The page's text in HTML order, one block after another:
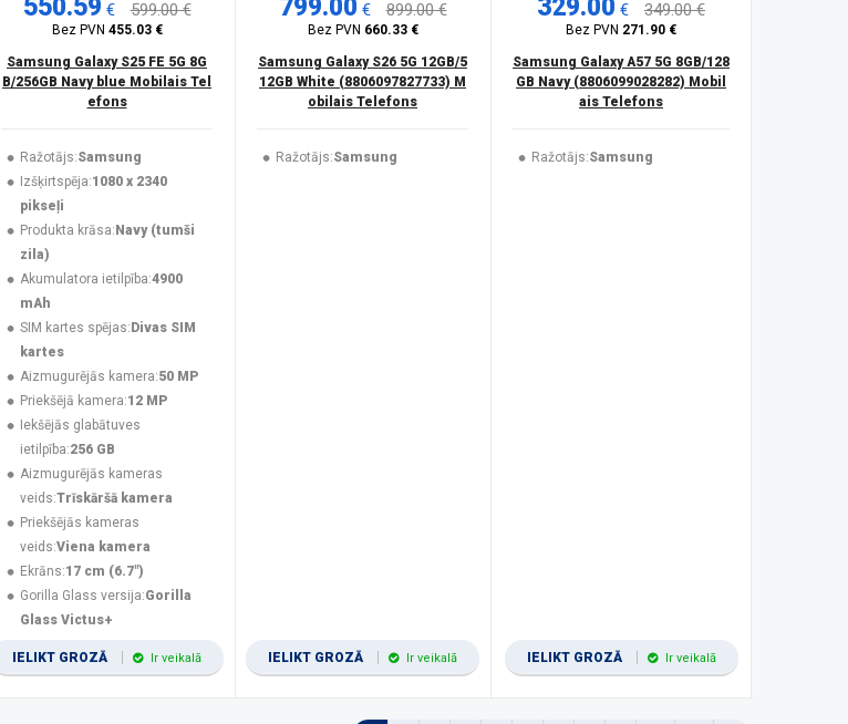
550.59 € 599.00 €
Bez PVN 455.03 €
Samsung Galaxy S25 FE 5G 8G
B/256GB Navy blue Mobilais Tel
efons
Ražotājs:Samsung
Izšķirtspēja:1080 x 2340
pikseļi
Produkta krāsa: Navy (tumši
zila)
Akumulatora ietilpība:4900
mAh
SIM kartes spējas: Divas SIM
kartes
Aizmugurējās kamera:50 MP
Priekšējā kamera:12 MP
Iekšējās glabātuves
ietilpība:256 GB
Aizmugurējās kameras
veids:Trīskāršā kamera
Priekšējās kameras
veids:Viena kamera
Ekrāns:17 cm (6.7")
Gorilla Glass versija:Gorilla
Glass Victus+
IELIKT GROZĀ Ir veikalā
799.00 € 899.00 €
Bez PVN 660.33 €
Samsung Galaxy S26 5G 12GB/5
12GB White (8806097827733) M
obilais Telefons
Ražotājs:Samsung
IELIKT GROZĀ Ir veikalā
329.00 € 349.00 €
Bez PVN 271.90 €
Samsung Galaxy A57 5G 8GB/128
GB Navy (8806099028282) Mobil
ais Telefons
Ražotājs:Samsung
IELIKT GROZĀ Ir veikalā